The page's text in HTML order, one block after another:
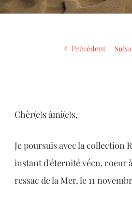
Précédent
Chèr(e)s âmi(e)s,
Je poursuis avec la collection
instant d'éternité vécu, coeur
ressac de la Mer, le 11